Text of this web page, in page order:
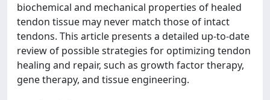
biochemical and mechanical properties of healed
tendon tissue may never match those of intact
tendons. This article presents a detailed up-to-date
review of possible strategies for optimizing tendon
healing and repair, such as growth factor therapy,
gene therapy, and tissue engineering.